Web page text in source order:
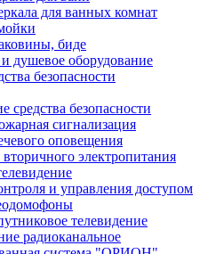
для ванных комнат
биде
душевое оборудование
безопасности
средства безопасности
сигнализация
оповещения
электропитания
и управления доступом
телевидение
радиоканальное